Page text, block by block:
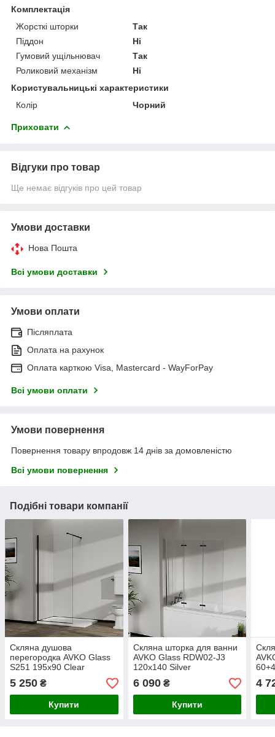
Комплектація
Жорсткі шторки
Так
Піддон
Ні
Гумовий ущільнювач
Так
Роликовий механізм
Ні
Користувальницькі характеристики
Колір
Чорний
Приховати
Відгуки про товар
Ще немає відгуків про цей товар
Умови доставки
Нова Пошта
Всі умови доставки
Умови оплати
Післяплата
Оплата на рахунок
Оплата карткою Visa, Mastercard - WayForPay
Всі умови оплати
Умови повернення
Повернення товару впродовж 14 днів за домовленістю
Всі умови повернення
Подібні товари компанії
Скляна душова
перегородка AVKO Glass
S251 195х90 Clear
5 250 ₴
Купити
Скляна шторка для ванни
AVKO Glass RDW02-J3
120х140 Silver
6 090₴
Купити
4